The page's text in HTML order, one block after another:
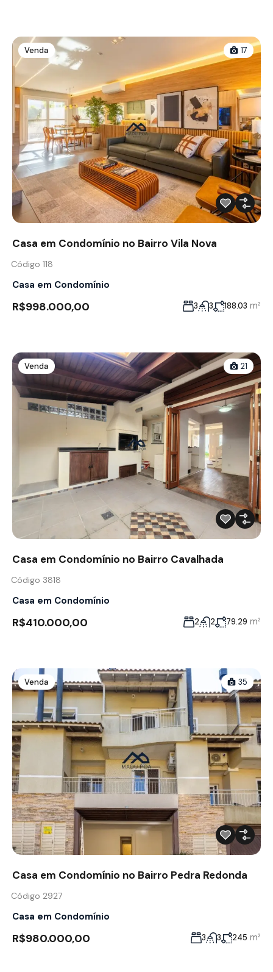
Venda 17
Casa em Condomínio no Bairro Vila Nova
Código 118
Casa em Condomínio
R$998.000,00 3 3 188.03 m²
Venda 21
Casa em Condomínio no Bairro Cavalhada
Código 3818
Casa em Condomínio
R$410.000,00 2 2 79.29 m²
Venda 35
Casa em Condomínio no Bairro Pedra Redonda
Código 2927
Casa em Condomínio
R$980.000,00 3 3 245 m²